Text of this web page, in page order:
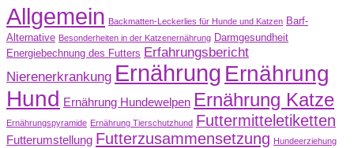
Allgemein Backmatten-Leckerlies für Hunde und Katzen Barf-
Alternative Besonderheiten in der Katzenernährung Darmgesundheit
Energiebechnung des Futters Erfahrungsbericht
Nierenerkrankung Ernährung Ernährung
Hund Ernährung Hundewelpen Ernährung Katze
Ernährungspyramide Ernährung Tierschutzhund Futtermitteletiketten
Futterumstellung Futterzusammensetzung Hundeerziehung